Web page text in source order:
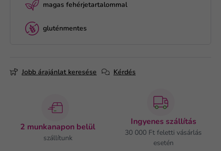
magas fehérjetartalommal
gluténmentes
Jobb árajánlat keresése Kérdés
2 munkanapon belül
szállítunk
Ingyenes szállítás
30 000 Ft feletti vásárlás
esetén